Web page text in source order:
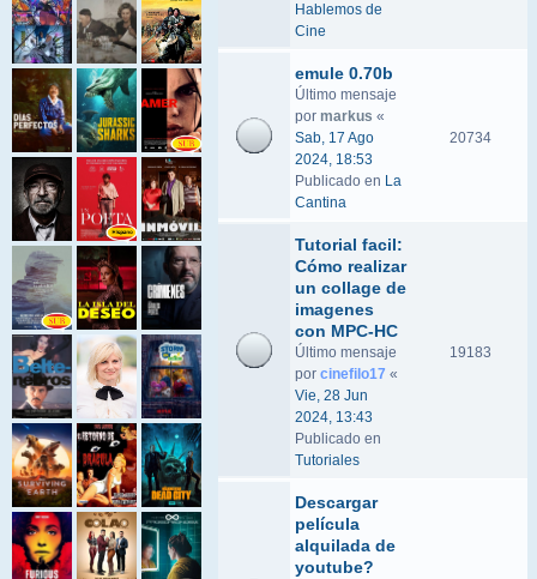
Hablemos de
Cine
emule 0.70b
Último mensaje
por markus «
Sab, 17 Ago
2024, 18:53
Publicado en La
Cantina
20734
Tutorial facil:
Cómo realizar
un collage de
imagenes
con MPC-HC
Último mensaje
por cinefilo17 «
Vie, 28 Jun
2024, 13:43
Publicado en
Tutoriales
19183
Descargar
película
alquilada de
youtube?